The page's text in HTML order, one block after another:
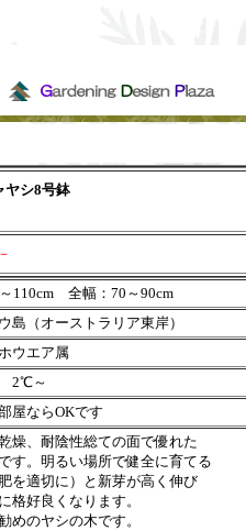
ヤシ8号鉢
110cm 全幅：70～90cm
島（オーストラリア東岸）
ウエア属
2℃～
屋ならOKです
燥、耐陰性総ての面で優れた
す。明るい場所で健全に育てる
肥を適切に）と新芽が高く伸び
格好良くなります。
めのヤシの木です。